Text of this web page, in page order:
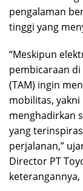
pengalaman
tinggi yang
“Meskipun
pembicaraan di
(TAM) ingin
mobilitas, yakni
menghadirkan
yang
perjalanan,”
Director PT
keterangannya,